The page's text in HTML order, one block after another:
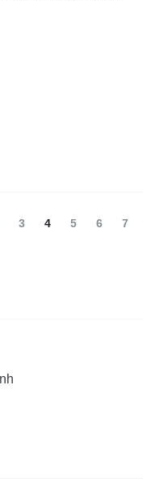
Page
3 Page
4 Page
5 Page
6 7